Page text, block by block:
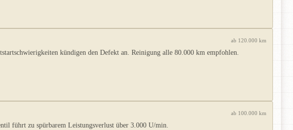
ab 120.000 km
kündigen den Defekt an. Reinigung alle 80.000 km empfohlen.
ab 100.000 km
führt zu spürbarem Leistungsverlust über 3.000 U/min.